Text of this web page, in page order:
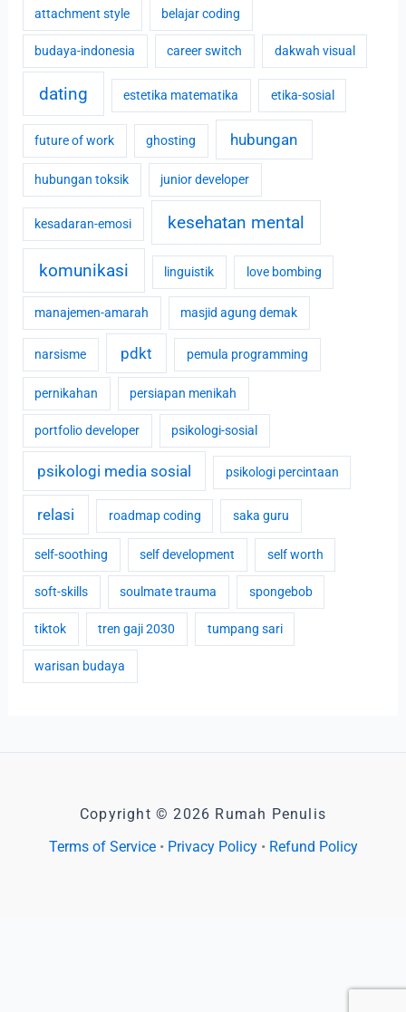
attachment style belajar coding
budaya-indonesia career switch dakwah visual
dating estetika matematika etika-sosial
future of work ghosting hubungan
hubungan toksik junior developer
kesadaran-emosi kesehatan mental
komunikasi linguistik love bombing
manajemen-amarah masjid agung demak
narsisme pdkt pemula programming
pernikahan persiapan menikah
portfolio developer psikologi-sosial
psikologi media sosial psikologi percintaan
relasi roadmap coding saka guru
self-soothing self development self worth
soft-skills soulmate trauma spongebob
tiktok tren gaji 2030 tumpang sari
warisan budaya
Copyright © 2026 Rumah Penulis
Terms of Service• Privacy Policy • Refund Policy